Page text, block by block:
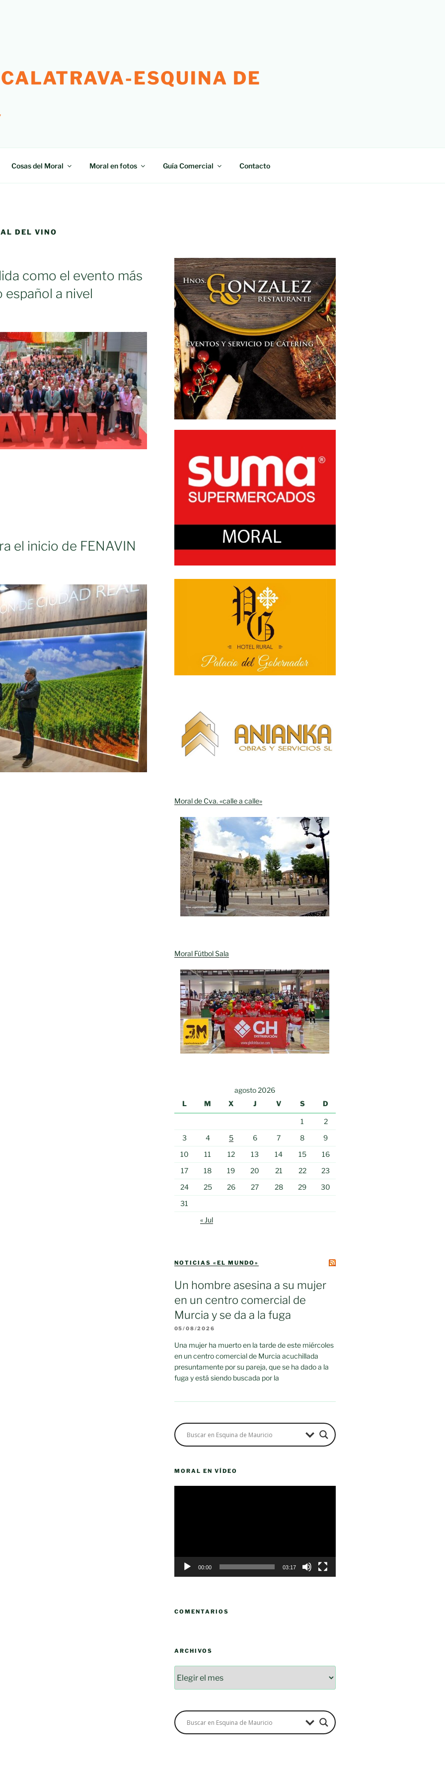
ESQUINA DE
Cosas del Moral Moral en fotos Guía Comercial Contacto
DEL VINO
como el evento más
a nivel
el inicio de FENAVIN
Moral de Cva. «calle a calle»
Moral Fútbol Sala
agosto 2026
L
M X J V S D
1
2
3
4 5 6 7 8
9
10
11 12 13 14 15
16
17
18 19 20 21 22
23
24
25 26 27 28 29
30
31
« Jul
NOTICIAS «EL MUNDO»
Un hombre asesina a su mujer
en un centro comercial de
Murcia y se da a la fuga
05/08/2026
Una mujer ha muerto en la tarde de este miércoles
en un centro comercial de Murcia acuchillada
presuntamente por su pareja, que se ha dado a la
fuga y está siendo buscada por la
MORAL EN VÍDEO
00:00 03:17
COMENTARIOS
ARCHIVOS